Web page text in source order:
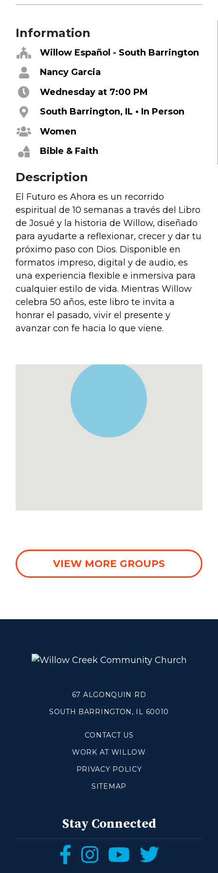
Grief
About
Beliefs & Values
Meet the Team
Contact Us
Give
Manage Recurring Giving
Access Contribution Statements
Dollar Club
Watch & Read
Blogs
Devotionals
Message Archives
GIVE
CRYSTAL LAKE
HUNTLEY
NORTH SHORE
SOUTH BARRINGTON
SOUTH LAKE
Information
Willow Español - South Barrington
Nancy Garcia
Wednesday at 7:00 PM
South Barrington, IL • In Person
Women
Bible & Faith
Description
El Futuro es Ahora es un recorrido
espiritual de 10 semanas a través del Libro
de Josué y la historia de Willow, diseñado
para ayudarte a reflexionar, crecer y dar tu
próximo paso con Dios. Disponible en
formatos impreso, digital y de audio, es
una experiencia flexible e inmersiva para
cualquier estilo de vida. Mientras Willow
celebra 50 años, este libro te invita a
honrar el pasado, vivir el presente y
avanzar con fe hacia lo que viene.
VIEW MORE GROUPS
67 ALGONQUIN RD
SOUTH BARRINGTON, IL 60010
CONTACT US
WORK AT WILLOW
PRIVACY POLICY
SITEMAP
Stay Connected
Follow
FollowFollowFollow